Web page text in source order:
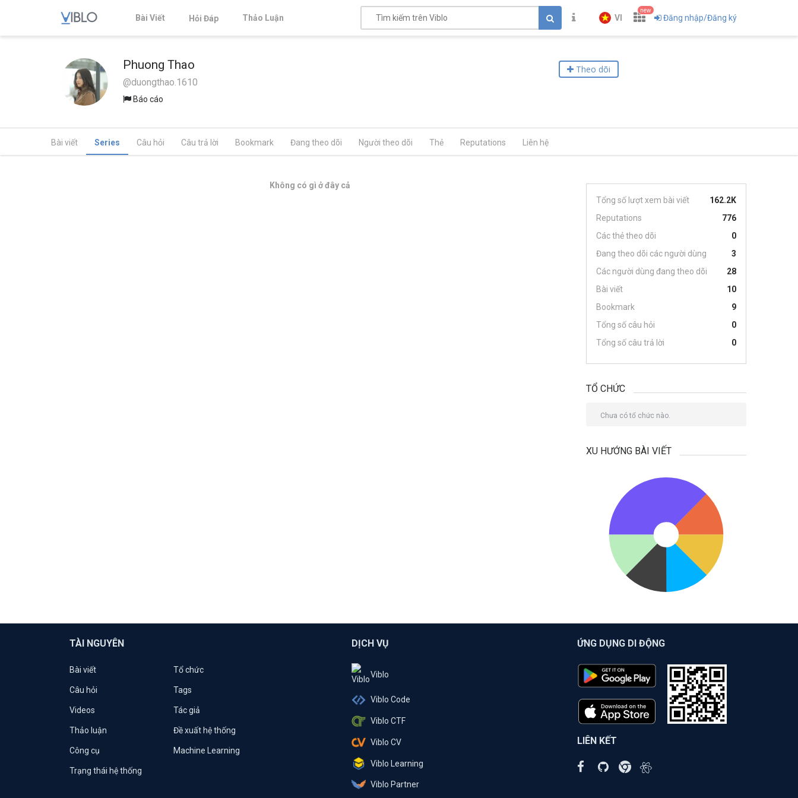
Bài Viết Hỏi Đáp Thảo Luận VI
new
Đăng nhập/Đăng ký
Phuong Thao
@duongthao.1610
Báo cáo
Theo dõi
Bài viết Series Câu hỏi Câu trả lời Bookmark Đang theo dõi Người theo dõi Thẻ Reputations Liên hệ
Không có gì ở đây cả
Tổng số lượt xem bài viết
162.2K
Reputations
776
Các thẻ theo dõi
0
Đang theo dõi các người dùng
3
Các người dùng đang theo dõi
28
Bài viết
10
Bookmark
9
Tổng số câu hỏi
0
Tổng số câu trả lời
0
TỔ CHỨC
Chưa có tổ chức nào.
XU HƯỚNG BÀI VIẾT
TÀI NGUYÊN
Bài viết Tổ chức
Câu hỏi Tags
Videos Tác giả
Thảo luận Đề xuất hệ thống
Công cụ Machine Learning
Trạng thái hệ thống
DỊCH VỤ
Viblo
Viblo Code
Viblo CTF
Viblo CV
Viblo Learning
Viblo Partner
ỨNG DỤNG DI ĐỘNG
LIÊN KẾT